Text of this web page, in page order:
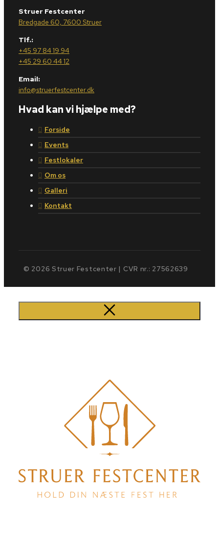
Struer Festcenter
Bredgade 60, 7600 Struer
Tlf.:
+45 97 84 19 94
+45 29 60 44 12
Email:
info@struerfestcenter.dk
Hvad kan vi hjælpe med?
Forside
Events
Festlokaler
Om os
Galleri
Kontakt
© 2026 Struer Festcenter | CVR nr.: 27562639